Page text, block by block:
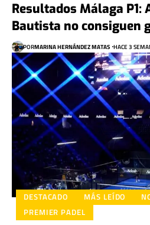
Resultados Málaga P1:
Bautista no consiguen
PORMARINA HERNÁNDEZ MATAS HACE 3
DESTACADO MÁS LEÍDO
PREMIER PADEL